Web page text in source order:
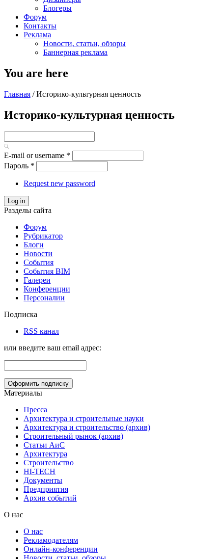
Блогеры
Форум
Контакты
Реклама
Новости, статьи, обзоры
Баннерная реклама
You are here
Главная / Историко-культурная ценность
Историко-культурная ценность
E-mail or username *
Пароль *
Request new password
Log in
Разделы сайта
Форум
Рубрикатор
Блоги
Новости
События
События BIM
Галереи
Конференции
Персоналии
Подписка
RSS канал
или введите ваш email адрес:
Материалы
Пресса
Архитектура и строительные науки
Архитектура и строительство (архив)
Строительный рынок (архив)
Статьи АиС
Архитектура
Строительство
HI-TECH
Документы
Предприятия
Архив событий
О нас
О нас
Рекламодателям
Онлайн-конференции